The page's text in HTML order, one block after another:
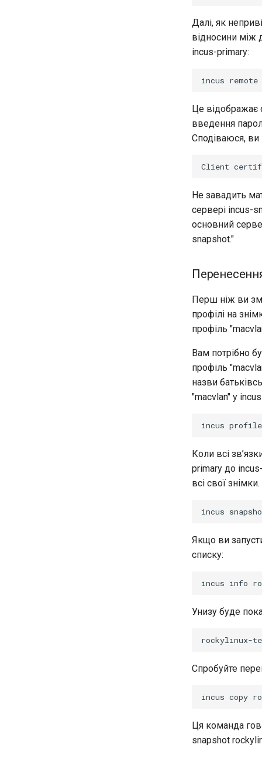
Далі, як
відносини між
incus-primary:
incus remote
Це відображає
введення
Сподіваюся, ви
Client
Не завадить
сервері incus-
основний
snapshot."
Перш ніж ви
профілі на
профіль
Вам потрібно
профіль
назви
"macvlan" у
incus profile
Коли всі
primary до
всі свої
incus
Якщо ви
списку:
incus info
Унизу буде
rockylinux-
Спробуйте
incus copy
Ця команда
snapshot